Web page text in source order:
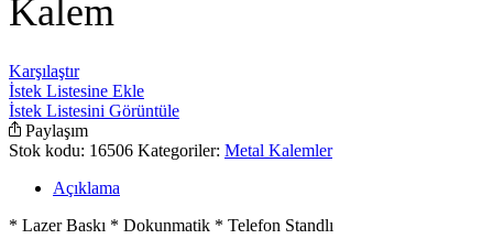
Kalem
Karşılaştır
İstek Listesine Ekle
İstek Listesini Görüntüle
Paylaşım
Stok kodu: 16506 Kategoriler: Metal Kalemler
Açıklama
* Lazer Baskı * Dokunmatik * Telefon Standlı